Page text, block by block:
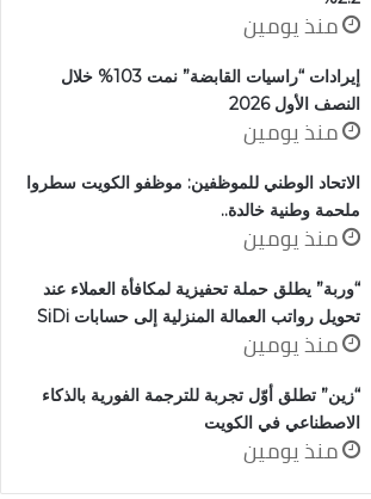
منذ يومين
إيرادات “راسيات القابضة” نمت 103% خلال
النصف الأول 2026
منذ يومين
الاتحاد الوطني للموظفين: موظفو الكويت سطروا
ملحمة وطنية خالدة..
منذ يومين
“وربة” يطلق حملة تحفيزية لمكافأة العملاء عند
تحويل رواتب العمالة المنزلية إلى حسابات SiDi
منذ يومين
“زين” تطلق أوّل تجربة للترجمة الفورية بالذكاء
الاصطناعي في الكويت
منذ يومين